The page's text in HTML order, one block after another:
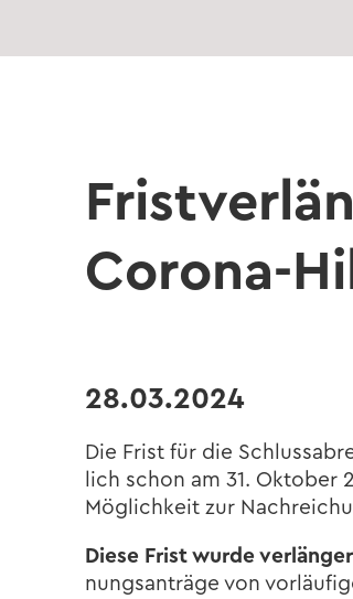
Corona-​
28.03.2024
Die Frist für die
lich schon am 31.
Mög­lich­keit zur
Diese Frist wurde
nungs­an­trä­ge von